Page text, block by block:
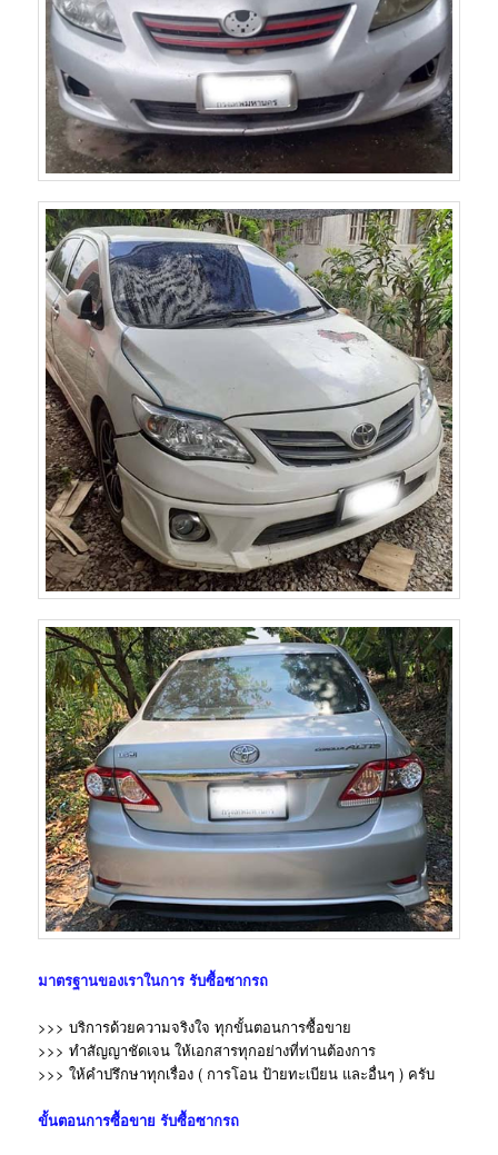
มาตรฐานของเราในการรับซื้อซากรถ
>>> บริการด้วยความจริงใจ ทุกขั้นตอนการซื้อขาย
>>> ทำสัญญาชัดเจน ให้เอกสารทุกอย่างที่ท่านต้องการ
>>> ให้คำปรึกษาทุกเรื่อง ( การโอน ป้ายทะเบียน และอื่นๆ ) ครับ
ขั้นตอนการซื้อขาย รับซื้อซากรถ